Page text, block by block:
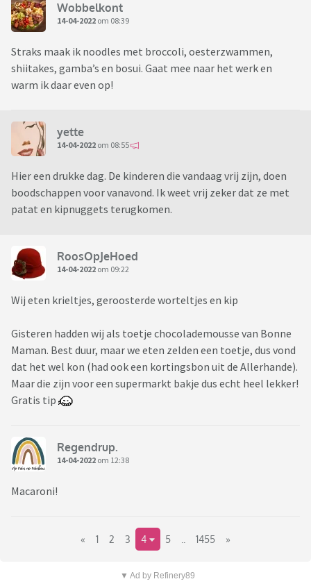
Wobbelkont
14-04-2022 om 08:39
Straks maak ik noodles met broccoli, oesterzwammen,
shiitakes, gamba’s en bosui. Gaat mee naar het werk en
warm ik daar even op!
yette
14-04-2022 om 08:55
Hier een drukke dag. De kinderen die vandaag vrij zijn, doen
boodschappen voor vanavond. Ik weet vrij zeker dat ze met
patat en kipnuggets terugkomen.
RoosOpJeHoed
14-04-2022 om 09:22
Wij eten krieltjes, geroosterde worteltjes en kip
Gisteren hadden wij als toetje chocolademousse van Bonne
Maman. Best duur, maar we eten zelden een toetje, dus vond
dat het wel kon (had ook een kortingsbon uit de Allerhande).
Maar die zijn voor een supermarkt bakje dus echt heel lekker!
Gratis tip
Regendrup.
14-04-2022 om 12:38
Macaroni!
« 1 2 3 4 5 1455 »
▼ Ad by Refinery89